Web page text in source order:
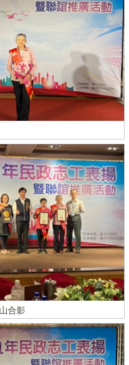
合影